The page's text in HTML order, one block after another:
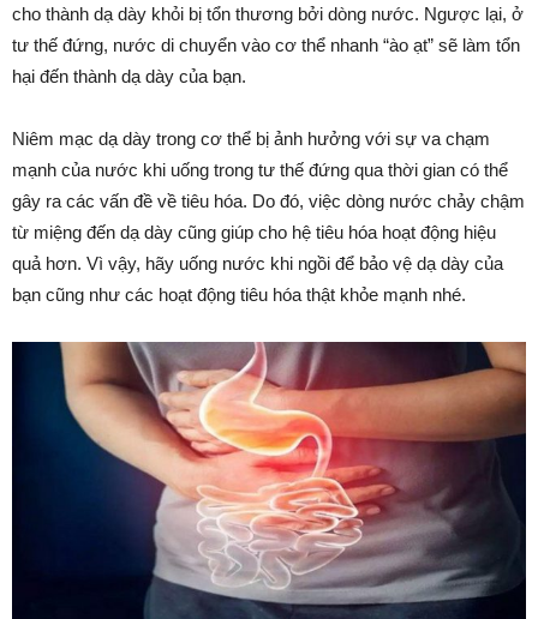
cho thành dạ dày khỏi bị tổn thương bởi dòng nước. Ngược lại, ở
tư thế đứng, nước di chuyển vào cơ thể nhanh “ào ạt” sẽ làm tổn
hại đến thành dạ dày của bạn.
Niêm mạc dạ dày trong cơ thể bị ảnh hưởng với sự va chạm
mạnh của nước khi uống trong tư thế đứng qua thời gian có thể
gây ra các vấn đề về tiêu hóa. Do đó, việc dòng nước chảy chậm
từ miệng đến dạ dày cũng giúp cho hệ tiêu hóa hoạt động hiệu
quả hơn. Vì vậy, hãy uống nước khi ngồi để bảo vệ dạ dày của
bạn cũng như các hoạt động tiêu hóa thật khỏe mạnh nhé.